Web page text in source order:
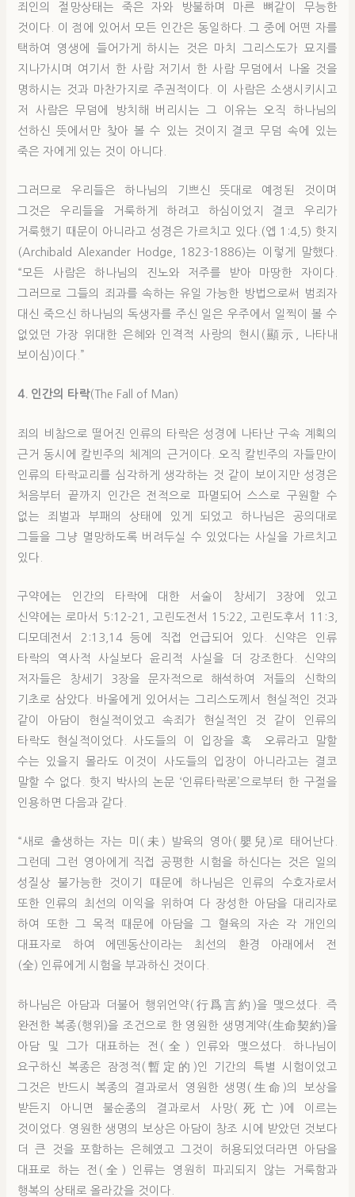
죄인의 절망상태는 죽은 자와 방불하며 마른 뼈같이 무능한
것이다. 이 점에 있어서 모든 인간은 동일하다. 그 중에 어떤 자를
택하여 영생에 들어가게 하시는 것은 마치 그리스도가 묘지를
지나가시며 여기서 한 사람 저기서 한 사람 무덤에서 나올 것을
명하시는 것과 마찬가지로 주권적이다. 이 사람은 소생시키시고
저 사람은 무덤에 방치해 버리시는 그 이유는 오직 하나님의
선하신 뜻에서만 찾아 볼 수 있는 것이지 결코 무덤 속에 있는
죽은 자에게 있는 것이 아니다.
그러므로 우리들은 하나님의 기쁘신 뜻대로 예정된 것이며
그것은 우리들을 거룩하게 하려고 하심이었지 결코 우리가
거룩했기 때문이 아니라고 성경은 가르치고 있다.(엡 1:4,5) 핫지
(Archibald Alexander Hodge, 1823-1886)는 이렇게 말했다.
“모든 사람은 하나님의 진노와 저주를 받아 마땅한 자이다.
그러므로 그들의 죄과를 속하는 유일 가능한 방법으로써 범죄자
대신 죽으신 하나님의 독생자를 주신 일은 우주에서 일찍이 볼 수
없었던 가장 위대한 은혜와 인격적 사랑의 현시(顯示, 나타내
보이심)이다.”
4. 인간의 타락(The Fall of Man)
죄의 비참으로 떨어진 인류의 타락은 성경에 나타난 구속 계획의
근거 동시에 칼빈주의 체계의 근거이다. 오직 칼빈주의 자들만이
인류의 타락교리를 심각하게 생각하는 것 같이 보이지만 성경은
처음부터 끝까지 인간은 전적으로 파멸되어 스스로 구원할 수
없는 죄벌과 부패의 상태에 있게 되었고 하나님은 공의대로
그들을 그냥 멸망하도록 버려두실 수 있었다는 사실을 가르치고
있다.
구약에는 인간의 타락에 대한 서술이 창세기 3장에 있고
신약에는 로마서 5:12-21, 고린도전서 15:22, 고린도후서 11:3,
디모데전서 2:13,14 등에 직접 언급되어 있다. 신약은 인류
타락의 역사적 사실보다 윤리적 사실을 더 강조한다. 신약의
저자들은 창세기 3장을 문자적으로 해석하여 저들의 신학의
기초로 삼았다. 바울에게 있어서는 그리스도께서 현실적인 것과
같이 아담이 현실적이었고 속죄가 현실적인 것 같이 인류의
타락도 현실적이었다. 사도들의 이 입장을 혹 오류라고 말할
수는 있을지 몰라도 이것이 사도들의 입장이 아니라고는 결코
말할 수 없다. 핫지 박사의 논문 ‘인류타락론’으로부터 한 구절을
인용하면 다음과 같다.
“새로 출생하는 자는 미(未) 발육의 영아(嬰兒)로 태어난다.
그런데 그런 영아에게 직접 공평한 시험을 하신다는 것은 일의
성질상 불가능한 것이기 때문에 하나님은 인류의 수호자로서
또한 인류의 최선의 이익을 위하여 다 장성한 아담을 대리자로
하여 또한 그 목적 때문에 아담을 그 혈육의 자손 각 개인의
대표자로 하여 에덴동산이라는 최선의 환경 아래에서 전
(全) 인류에게 시험을 부과하신 것이다.
하나님은 아담과 더불어 행위언약(行爲言約)을 맺으셨다. 즉
완전한 복종(행위)을 조건으로 한 영원한 생명계약(生命契約)을
아담 및 그가 대표하는 전(全) 인류와 맺으셨다. 하나님이
요구하신 복종은 잠정적(暫定的)인 기간의 특별 시험이었고
그것은 반드시 복종의 결과로서 영원한 생명(生命)의 보상을
받든지 아니면 불순종의 결과로서 사망(死亡)에 이르는
것이었다. 영원한 생명의 보상은 아담이 창조 시에 받았던 것보다
더 큰 것을 포함하는 은혜였고 그것이 허용되었더라면 아담을
대표로 하는 전(全) 인류는 영원히 파괴되지 않는 거룩함과
행복의 상태로 올라갔을 것이다.